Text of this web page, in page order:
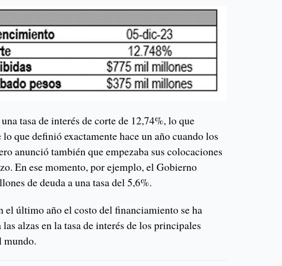
tasa de interés de corte de 12,74%, lo que
que definió exactamente hace un año cuando los
anunció también que empezaba sus colocaciones
En ese momento, por ejemplo, el Gobierno
de deuda a una tasa del 5,6%.
el último año el costo del financiamiento se ha
alzas en la tasa de interés de los principales
mundo.